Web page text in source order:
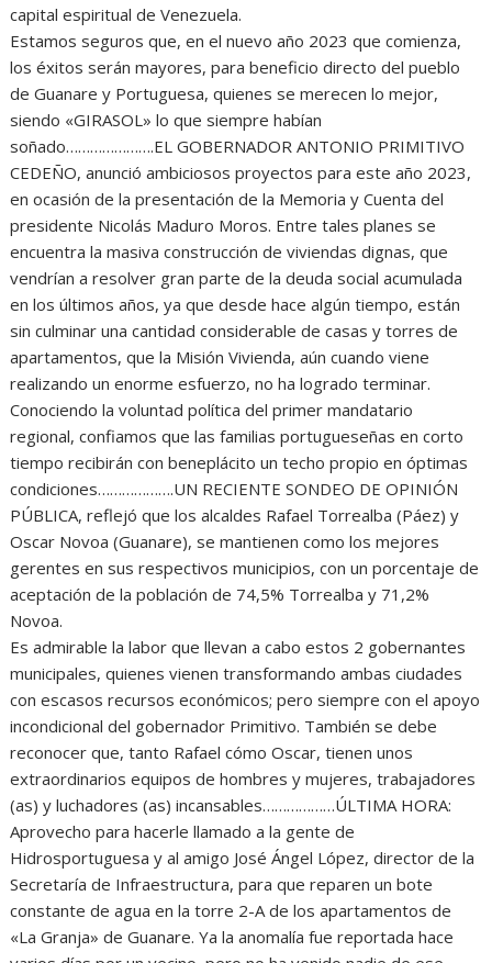
capital espiritual de Venezuela.
Estamos seguros que, en el nuevo año 2023 que comienza,
los éxitos serán mayores, para beneficio directo del pueblo
de Guanare y Portuguesa, quienes se merecen lo mejor,
siendo «GIRASOL» lo que siempre habían
soñado………………….EL GOBERNADOR ANTONIO PRIMITIVO
CEDEÑO, anunció ambiciosos proyectos para este año 2023,
en ocasión de la presentación de la Memoria y Cuenta del
presidente Nicolás Maduro Moros. Entre tales planes se
encuentra la masiva construcción de viviendas dignas, que
vendrían a resolver gran parte de la deuda social acumulada
en los últimos años, ya que desde hace algún tiempo, están
sin culminar una cantidad considerable de casas y torres de
apartamentos, que la Misión Vivienda, aún cuando viene
realizando un enorme esfuerzo, no ha logrado terminar.
Conociendo la voluntad política del primer mandatario
regional, confiamos que las familias portugueseñas en corto
tiempo recibirán con beneplácito un techo propio en óptimas
condiciones……………….UN RECIENTE SONDEO DE OPINIÓN
PÚBLICA, reflejó que los alcaldes Rafael Torrealba (Páez) y
Oscar Novoa (Guanare), se mantienen como los mejores
gerentes en sus respectivos municipios, con un porcentaje de
aceptación de la población de 74,5% Torrealba y 71,2%
Novoa.
Es admirable la labor que llevan a cabo estos 2 gobernantes
municipales, quienes vienen transformando ambas ciudades
con escasos recursos económicos; pero siempre con el apoyo
incondicional del gobernador Primitivo. También se debe
reconocer que, tanto Rafael cómo Oscar, tienen unos
extraordinarios equipos de hombres y mujeres, trabajadores
(as) y luchadores (as) incansables………………ÚLTIMA HORA:
Aprovecho para hacerle llamado a la gente de
Hidrosportuguesa y al amigo José Ángel López, director de la
Secretaría de Infraestructura, para que reparen un bote
constante de agua en la torre 2-A de los apartamentos de
«La Granja» de Guanare. Ya la anomalía fue reportada hace